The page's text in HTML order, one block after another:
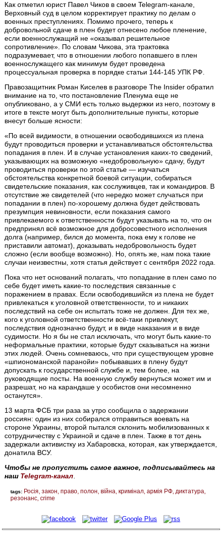
Как отметил юрист Павел Чиков в своем Telegram-канале,
Верховный суд в целом корректирует практику по делам о
военных преступлениях. Помимо прочего, теперь к
добровольной сдаче в плен будет отнесено любое пленение,
если военнослужащий не «оказывал решительное
сопротивление». По словам Чикова, эта трактовка
подразумевает, что в отношении любого попавшего в плен
военнослужащего как минимум будет проведена
процессуальная проверка в порядке статьи 144-145 УПК РФ.
Правозащитник Роман Киселев в разговоре The Insider обратил
внимание на то, что постановление Пленума еще не
опубликовано, а у СМИ есть только выдержки из него, поэтому в
итоге в тексте могут быть дополнительные пункты, которые
внесут больше ясности:
«По всей видимости, в отношении освободившихся из плена
будут проводиться проверки и устанавливаться обстоятельства
попадания в плен. И в случае установления каких-то сведений,
указывающих на возможную «недобровольную» сдачу, будут
проводиться проверки по этой статье — изучаться
обстоятельства конкретной боевой ситуации, собираться
свидетельские показания, как сослуживцев, так и командиров. В
отсутствие же свидетелей (что нередко может случаться при
попадании в плен) по-хорошему должна будет действовать
презумпция невиновности, если показания самого
привлекаемого к ответственности будут указывать на то, что он
предпринял всё возможное для добросовестного исполнения
долга (например, бился до момента, пока ему к голове не
приставили автомат), доказывать недобровольность будет
сложно (если вообще возможно). Но, опять же, нам пока такие
случаи неизвестны, хотя статья действует с сентября 2022 года.
Пока что нет оснований полагать, что попадание в плен само по
себе будет иметь какие-то последствия связанные с
поражением в правах. Если освободившийся из плена не будет
привлекаться к уголовной ответственности, то и никаких
последствий на себе он испытать тоже не должен. Для тех же,
кого к уголовной ответственности всё-таки привлекут,
последствия однозначно будут, и в виде наказания и в виде
судимости. Но я бы не стал исключать, что могут быть какие-то
неформальные практики, которые будут сказываться на жизни
этих людей. Очень сомневаюсь, что при существующем уровне
«шпиономанской паранойи» побывавших в плену будут
допускать к государственной службе и, тем более, на
руководящие посты. На военную службу вернуться может им и
разрешат, но на карандаше у особистов они несомненно
останутся».
13 марта ФСБ три раза за утро сообщила о задержании
россиян: один из них собирался отправиться воевать на
стороне Украины, второй пытался склонить мобилизованных к
сотрудничеству с Украиной и сдаче в плен. Также в тот день
задержали активистку из Хабаровска, которая, как утверждается,
донатила ВСУ.
Чтобы не пропустить самое важное, подписывайтесь на
наш Telegram-канал.
tags: Росія закон право полон війна кримінал армія РФ диктатура
резонанс crime